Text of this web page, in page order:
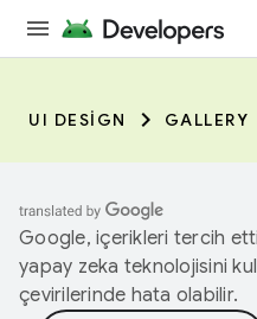
UI DESIGN GALLERY
Google, içerikleri tercih
yapay zeka teknolojisini
çevirilerinde hata olabilir.